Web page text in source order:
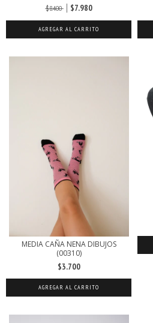
$8.400 $7.980
AGREGAR AL CARRITO
MEDIA CAÑA NENA DIBUJOS
(00310)
$3.700
AGREGAR AL CARRITO